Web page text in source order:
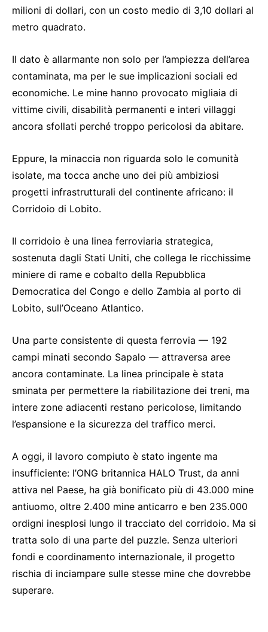
milioni di dollari, con un costo medio di 3,10 dollari al
metro quadrato.
Il dato è allarmante non solo per l’ampiezza dell’area
contaminata, ma per le sue implicazioni sociali ed
economiche. Le mine hanno provocato migliaia di
vittime civili, disabilità permanenti e interi villaggi
ancora sfollati perché troppo pericolosi da abitare.
Eppure, la minaccia non riguarda solo le comunità
isolate, ma tocca anche uno dei più ambiziosi
progetti infrastrutturali del continente africano: il
Corridoio di Lobito.
Il corridoio è una linea ferroviaria strategica,
sostenuta dagli Stati Uniti, che collega le ricchissime
miniere di rame e cobalto della Repubblica
Democratica del Congo e dello Zambia al porto di
Lobito, sull’Oceano Atlantico.
Una parte consistente di questa ferrovia — 192
campi minati secondo Sapalo — attraversa aree
ancora contaminate. La linea principale è stata
sminata per permettere la riabilitazione dei treni, ma
intere zone adiacenti restano pericolose, limitando
l’espansione e la sicurezza del traffico merci.
A oggi, il lavoro compiuto è stato ingente ma
insufficiente: l’ONG britannica HALO Trust, da anni
attiva nel Paese, ha già bonificato più di 43.000 mine
antiuomo, oltre 2.400 mine anticarro e ben 235.000
ordigni inesplosi lungo il tracciato del corridoio. Ma si
tratta solo di una parte del puzzle. Senza ulteriori
fondi e coordinamento internazionale, il progetto
rischia di inciampare sulle stesse mine che dovrebbe
superare.